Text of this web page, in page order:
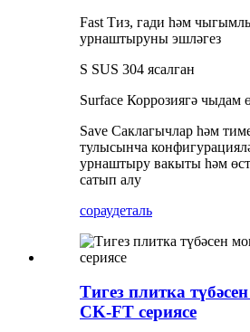
Fast Тиз, гади һәм
урнаштыруны эшләгез
S SUS 304 ясалган
Surface Коррозиягә чыдам
Save Саклагычлар һәм
тулысынча
урнаштыру вакыты һәм
сатып алу
сораудеталь
Тигез плитка
CK-FT сериясе